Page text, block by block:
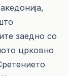
заедно со
црковно